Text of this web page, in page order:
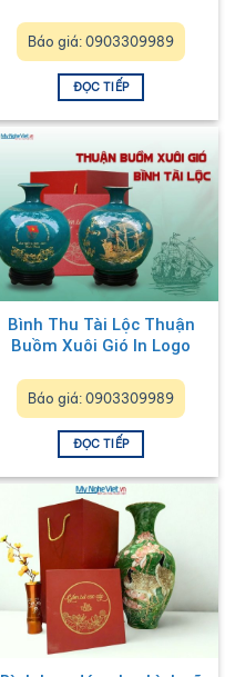
Báo giá: 0903309989
ĐỌC TIẾP
Bình Thu Tài Lộc Thuận
Buồm Xuôi Gió In Logo
Báo giá: 0903309989
ĐỌC TIẾP